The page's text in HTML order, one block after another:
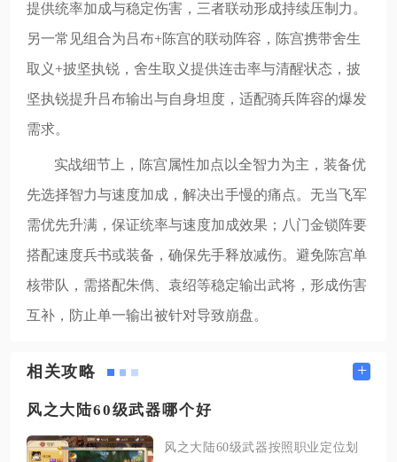
提供统率加成与稳定伤害，三者联动形成持续压制力。
另一常见组合为吕布+陈宫的联动阵容，陈宫携带舍生
取义+披坚执锐，舍生取义提供连击率与清醒状态，披
坚执锐提升吕布输出与自身坦度，适配骑兵阵容的爆发
需求。
实战细节上，陈宫属性加点以全智力为主，装备优
先选择智力与速度加成，解决出手慢的痛点。无当飞军
需优先升满，保证统率与速度加成效果；八门金锁阵要
搭配速度兵书或装备，确保先手释放减伤。避免陈宫单
核带队，需搭配朱儁、袁绍等稳定输出武将，形成伤害
互补，防止单一输出被针对导致崩盘。
相关攻略 +
风之大陆60级武器哪个好
风之大陆60级武器按照职业定位划